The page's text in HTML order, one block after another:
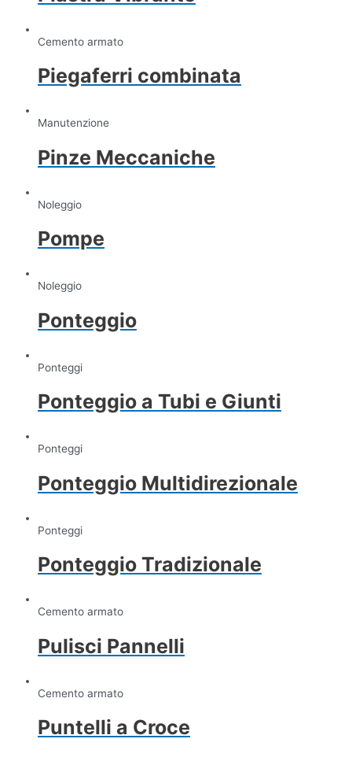
Cemento armato
Piegaferri combinata
Manutenzione
Pinze Meccaniche
Noleggio
Pompe
Noleggio
Ponteggio
Ponteggi
Ponteggio a Tubi e Giunti
Ponteggi
Ponteggio Multidirezionale
Ponteggi
Ponteggio Tradizionale
Cemento armato
Pulisci Pannelli
Cemento armato
Puntelli a Croce